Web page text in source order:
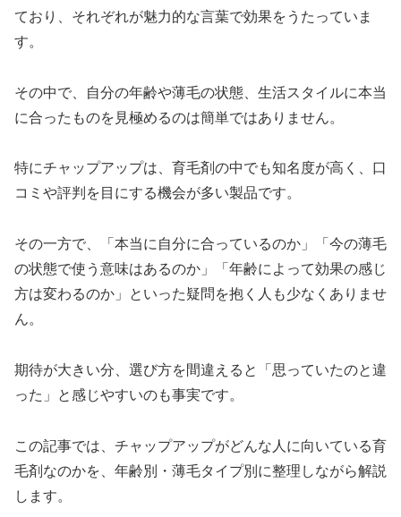
ており、それぞれが魅力的な言葉で効果をうたっていま
す。
その中で、自分の年齢や薄毛の状態、生活スタイルに本当
に合ったものを見極めるのは簡単ではありません。
特にチャップアップは、育毛剤の中でも知名度が高く、口
コミや評判を目にする機会が多い製品です。
その一方で、「本当に自分に合っているのか」「今の薄毛
の状態で使う意味はあるのか」「年齢によって効果の感じ
方は変わるのか」といった疑問を抱く人も少なくありませ
ん。
期待が大きい分、選び方を間違えると「思っていたのと違
った」と感じやすいのも事実です。
この記事では、チャップアップがどんな人に向いている育
毛剤なのかを、年齢別・薄毛タイプ別に整理しながら解説
します。